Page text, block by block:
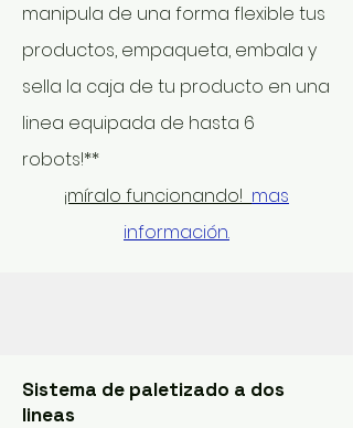
manipula de una forma flexible tus
productos, empaqueta, embala y
sella la caja de tu producto en una
linea equipada de hasta 6
robots!**
¡míralo funcionando! mas
información.
Sistema de paletizado a dos
lineas